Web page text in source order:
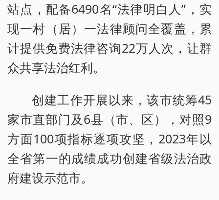
站点，配备6490名“法律明白人”，实
现一村（居）一法律顾问全覆盖，累
计提供免费法律咨询22万人次，让群
众共享法治红利。
创建工作开展以来，该市统筹45
家市直部门及6县（市、区），对照9
方面100项指标逐项攻坚，2023年以
全省第一的成绩成功创建省级法治政
府建设示范市。